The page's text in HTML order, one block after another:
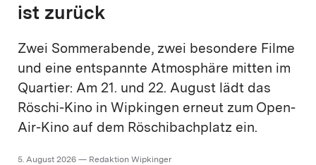
ist zurück
Zwei Sommerabende, zwei besondere Filme
und eine entspannte Atmosphäre mitten im
Quartier: Am 21. und 22. August lädt das
Röschi-Kino in Wipkingen erneut zum Open-
Air-Kino auf dem Röschibachplatz ein.
5. August 2026 — Redaktion Wipkinger